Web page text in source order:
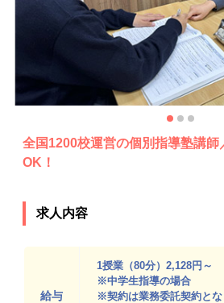
全国1200校運営の個別指導塾講師
OK！
求人内容
給与
1授業（80分）2,128円～
※中学生指導の場合
※契約は業務委託契約とな